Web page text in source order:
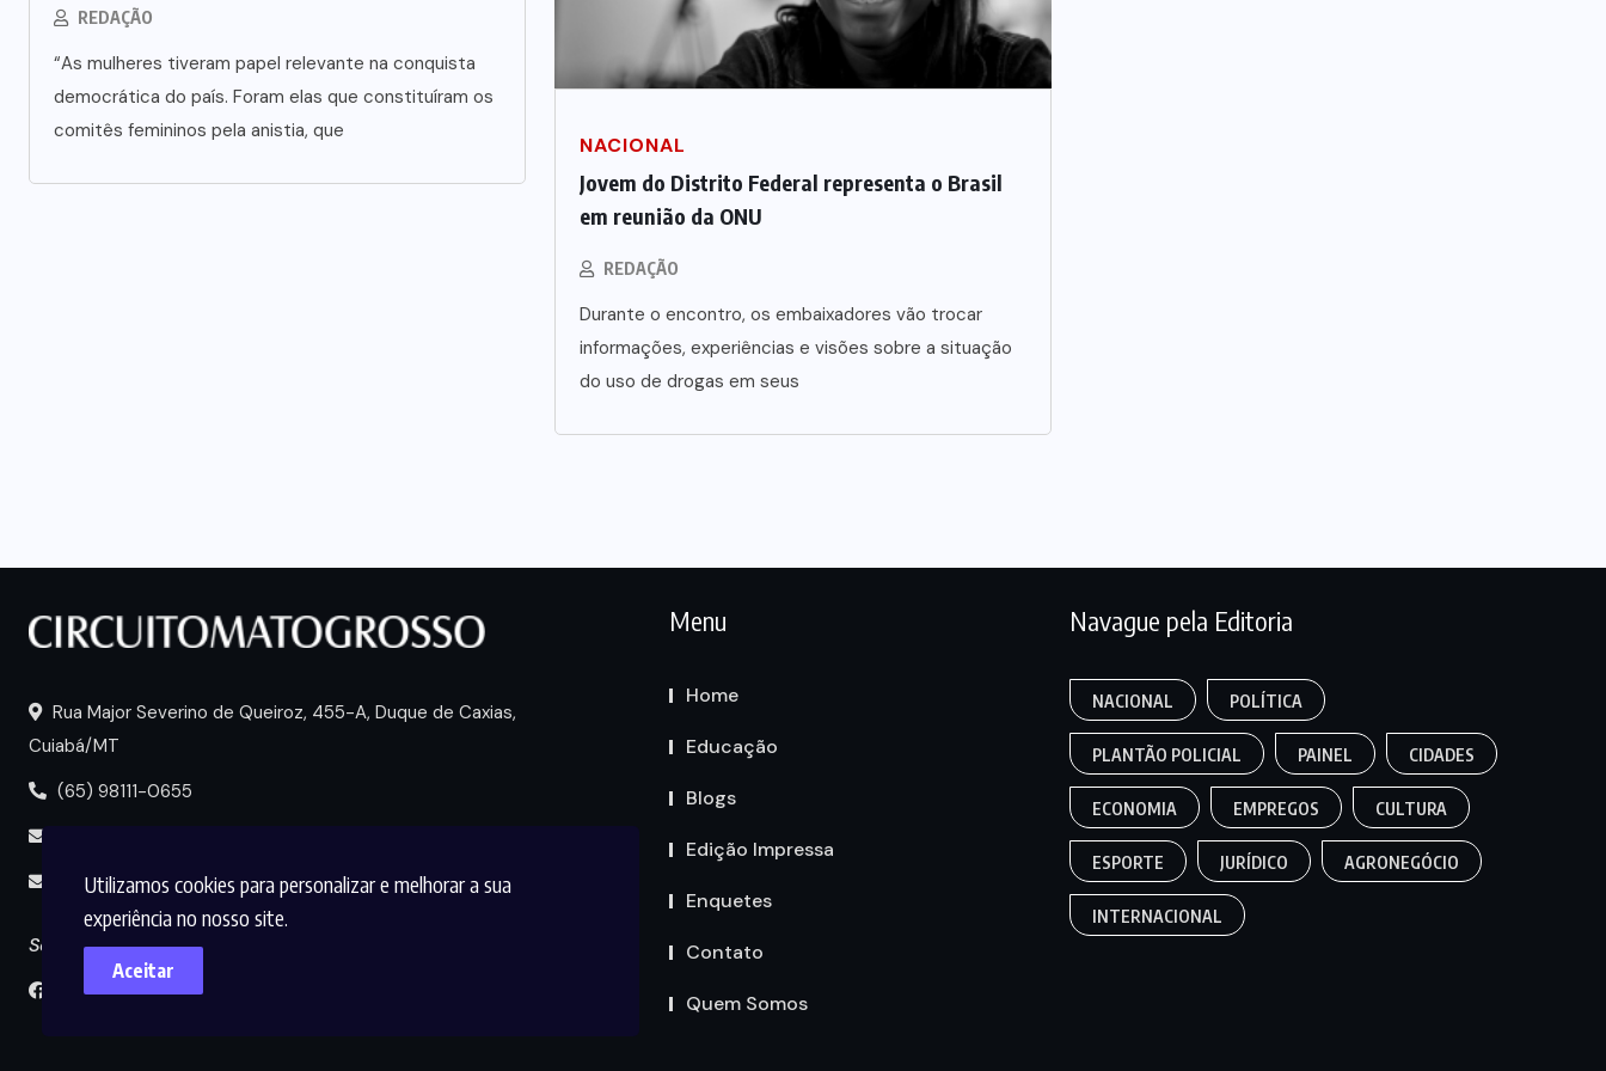
Utilizamos cookies para personalizar e melhorar a sua
experiência no nosso site.
Aceitar
REDAÇÃO
“As mulheres tiveram papel relevante na conquista
democrática do país. Foram elas que constituíram os
comitês femininos pela anistia, que
NACIONAL
Jovem do Distrito Federal representa o Brasil
em reunião da ONU
REDAÇÃO
Durante o encontro, os embaixadores vão trocar
informações, experiências e visões sobre a situação
do uso de drogas em seus
Rua Major Severino de Queiroz, 455-A, Duque de Caxias,
Cuiabá/MT
(65) 98111-0655
midia@circuitomt.com.br
Seguir
Menu
Home
Educação
Blogs
Edição Impressa
Enquetes
Contato
Quem Somos
Navague pela Editoria
NACIONAL POLÍTICA
PLANTÃO POLICIAL PAINEL CIDADES
ECONOMIA EMPREGOS CULTURA
ESPORTE JURÍDICO AGRONEGÓCIO
INTERNACIONAL